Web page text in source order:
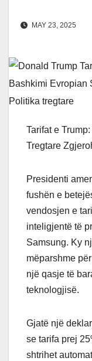
MAY 23, 2025
Tarifat e
Tregtare
Presidenti
fushën e
vendosjen e
inteligjentë të
Samsung. Ky
mëparshme
një qasje të
teknologjisë.
Gjatë një
se tarifa prej
shtrihet